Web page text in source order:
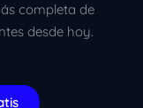
completa de
desde hoy.